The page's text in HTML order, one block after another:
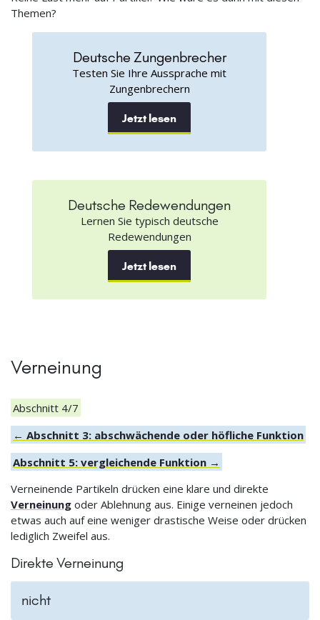
Themen?
Deutsche Zungenbrecher
Testen Sie Ihre Aussprache mit
Zungenbrechern
Jetzt lesen
Deutsche Redewendungen
Lernen Sie typisch deutsche
Redewendungen
Jetzt lesen
Verneinung
Abschnitt 4/7
← Abschnitt 3: abschwächende oder höfliche Funktion
Abschnitt 5: vergleichende Funktion →
Verneinende Partikeln drücken eine klare und direkte
Verneinung oder Ablehnung aus. Einige verneinen jedoch
etwas auch auf eine weniger drastische Weise oder drücken
lediglich Zweifel aus.
Direkte Verneinung
nicht